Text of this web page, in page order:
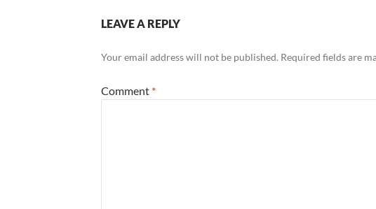
LEAVE A REPLY
Your email address will not be published. Required fields are
Comment *